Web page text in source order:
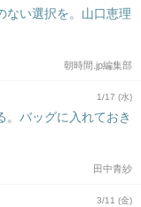
ない選択を。山口恵理
朝時間.jp編集部
1/17 (水)
。バッグに入れておき
田中青紗
3/11 (金)